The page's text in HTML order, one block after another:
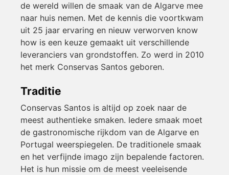
de wereld willen de smaak van de Algarve mee
naar huis nemen. Met de kennis die voortkwam
uit 25 jaar ervaring en nieuw verworven know
how is een keuze gemaakt uit verschillende
leveranciers van grondstoffen. Zo werd in 2010
het merk Conservas Santos geboren.
Traditie
Conservas Santos is altijd op zoek naar de
meest authentieke smaken. Iedere smaak moet
de gastronomische rijkdom van de Algarve en
Portugal weerspiegelen. De traditionele smaak
en het verfijnde imago zijn bepalende factoren.
Het is hun missie om de meest veeleisende